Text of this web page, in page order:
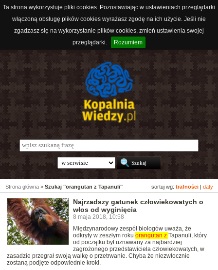
Ta strona wykorzystuje pliki cookies. Pozostawiając w ustawieniach przeglądarki
włączoną obsługę plików cookies wyrażasz zgodę na ich użycie. Jeśli nie
zgadzasz się na wykorzystanie plików cookies, zmień ustawienia swojej
przeglądarki.
Rozumiem
sortuj wg: trafności daty
Strona główna > Szukaj "orangutan z Tapanuli"
Najrzadszy gatunek człowiekowatych o
włos od wyginięcia
8 maja 2018, 10:58
Międzynarodowy zespół biologów uważa, że
odkryty w zeszłym roku orangutan z Tapanuli, który
od początku był uznawany za najbardziej
zagrożonego przedstawiciela człowiekowatych, w
zasadzie przegrał swoją walkę o przetrwanie. Chyba że niezwłocznie
zostaną podjęte odpowiednie kroki.